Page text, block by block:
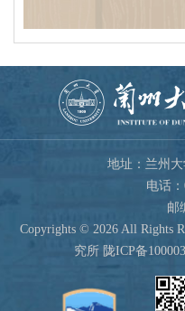
地址：兰州
电话
邮
Copyrights © 2026 All Rights
究所 陇ICP备